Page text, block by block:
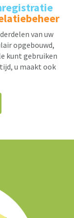
van uw
opgebouwd,
kunt gebruiken
u maakt ook